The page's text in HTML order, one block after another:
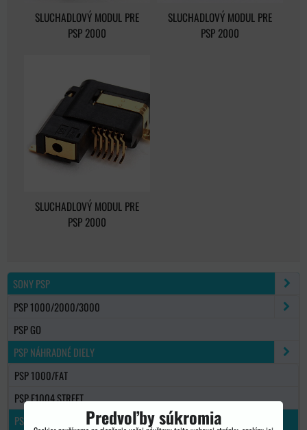
SLUCHADLOVÝ MODUL PRE
PSP 2000
SLUCHADLOVÝ MODUL PRE
PSP 2000
SLUCHADLOVÝ MODUL PRE
PSP 2000
SONY PSP
PSP 1000/2000/3000
PSP GO
PSP NÁHRADNÉ DIELY
PSP 1000/FAT
PSP E1004 STREET
PSP 2000
Predvoľby súkromia